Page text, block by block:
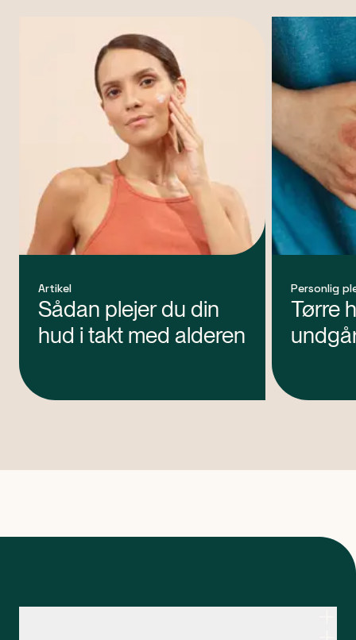
Artikel
Sådan plejer du din
hud i takt med alderen
Personlig
Tørre